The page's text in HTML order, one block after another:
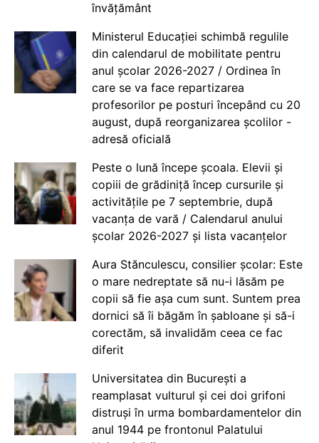
învățământ
Ministerul Educației schimbă regulile
din calendarul de mobilitate pentru
anul școlar 2026-2027 / Ordinea în
care se va face repartizarea
profesorilor pe posturi începând cu 20
august, după reorganizarea școlilor -
adresă oficială
Peste o lună începe școala. Elevii și
copiii de grădiniță încep cursurile și
activitățile pe 7 septembrie, după
vacanța de vară / Calendarul anului
școlar 2026-2027 și lista vacanțelor
Aura Stănculescu, consilier școlar: Este
o mare nedreptate să nu-i lăsăm pe
copii să fie așa cum sunt. Suntem prea
dornici să îi băgăm în șabloane și să-i
corectăm, să invalidăm ceea ce fac
diferit
Universitatea din București a
reamplasat vulturul și cei doi grifoni
distruși în urma bombardamentelor din
anul 1944 pe frontonul Palatului